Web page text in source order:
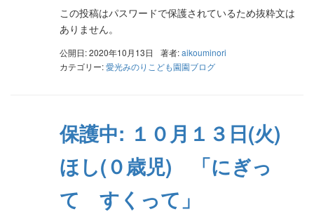
この投稿はパスワードで保護されているため抜粋文は
ありません。
公開日: 2020年10月13日 著者:aikouminori
カテゴリー:愛光みのりこども園園ブログ
保護中: １０月１３日(火)
ほし(０歳児) 「にぎっ
て すくって」